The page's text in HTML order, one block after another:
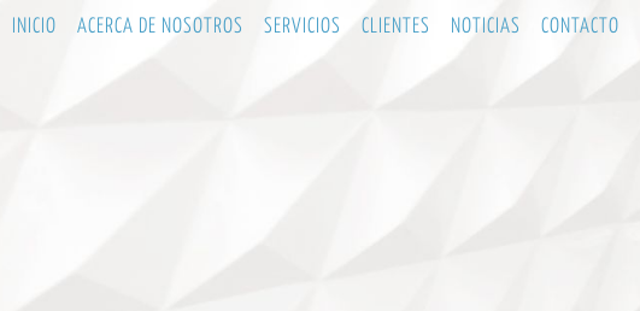
CONTACTO
NOTICIAS
CLIENTES
SERVICIOS
ACERCA DE NOSOTROS
INICIO